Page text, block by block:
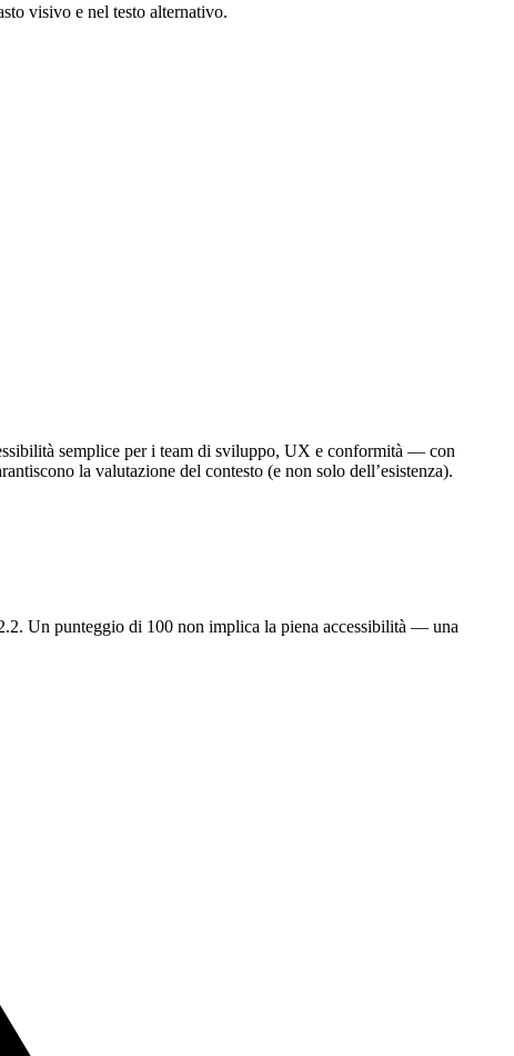
visivo e nel testo alternativo.
semplice per i team di sviluppo, UX e conformità — con
la valutazione del contesto (e non solo dell’esistenza).
Un punteggio di 100 non implica la piena accessibilità — una